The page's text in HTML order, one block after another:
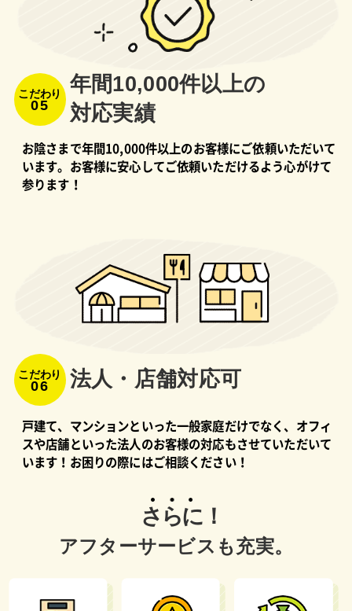
こだわり
05
年間10,000件以上の
対応実績
お陰さまで年間10,000件以上のお客様にご依頼いただいて
います。お客様に安心してご依頼いただけるよう心がけて
参ります！
こだわり
06 法⼈・店舗対応可
戸建て、マンションといった一般家庭だけでなく、オフィ
スや店舗といった法人のお客様の対応もさせていただいて
います！お困りの際にはご相談ください！
さらに！
アフターサービスも充実。